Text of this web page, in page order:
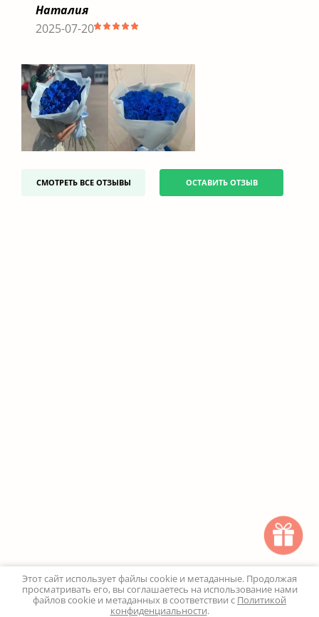
Наталия
2025-07-20
СМОТРЕТЬ ВСЕ ОТЗЫВЫ ОСТАВИТЬ ОТЗЫВ
Этот сайт использует файлы cookie и метаданные. Продолжая
просматривать его, вы соглашаетесь на использование нами
файлов cookie и метаданных в соответствии с Политикой
конфиденциальности.